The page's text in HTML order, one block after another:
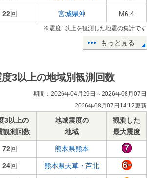
22回 宮城県沖 M6.4
※震度1以上を観測した地震の集計です
もっと見る
度3以上の地域別観測回数
期間：2026年04月29日～2026年08月07日
2026年08月07日14:12更新
3以上の
観測回数
地域震度の
地域
観測した
最大震度
72回 熊本県熊本
24回 熊本県天草・芦北